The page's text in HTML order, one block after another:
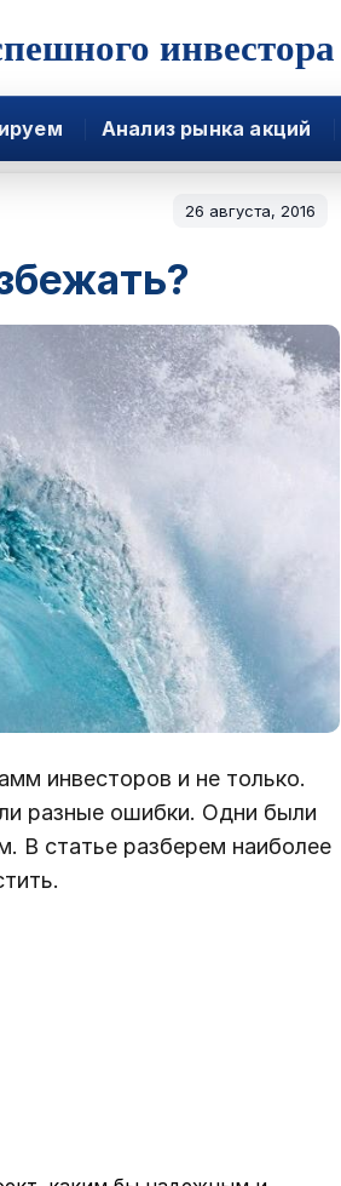
инвестора
Анализ рынка акций
26 августа, 2016
инвесторов и не только.
разные ошибки. Одни были
В статье разберем наиболее